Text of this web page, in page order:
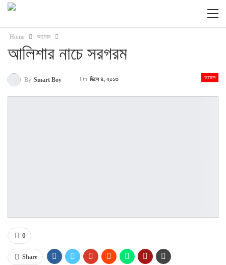
Home আমোদ
আলিশার নাচে সরগরম
আমোদ
By Smart Boy On ডিসে ৪, ২০১৩
0
Share